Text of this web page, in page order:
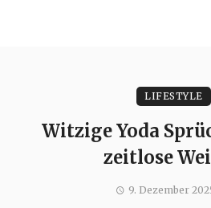
LIFESTYLE
Witzige Yoda
zeitlose
9. Dezember